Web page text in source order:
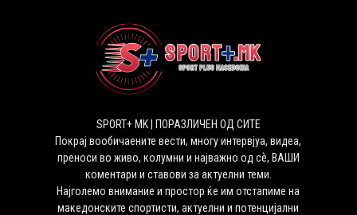
SPORT+ MK | ПОРАЗЛИЧЕН ОД СИТЕ
Покрај вообичаените вести, многу интервјуа, видеа,
преноси во живо, колумни и најважно од сѐ, ВАШИ
коментари и ставови за актуелни теми.
Најголемо внимание и простор ќе им отстапиме на
македонските спортисти, актуелни и потенцијални